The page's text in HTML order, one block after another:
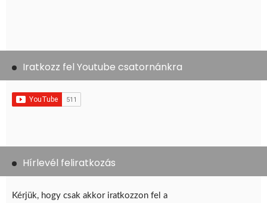
Iratkozz fel Youtube csatornánkra
Hírlevél feliratkozás